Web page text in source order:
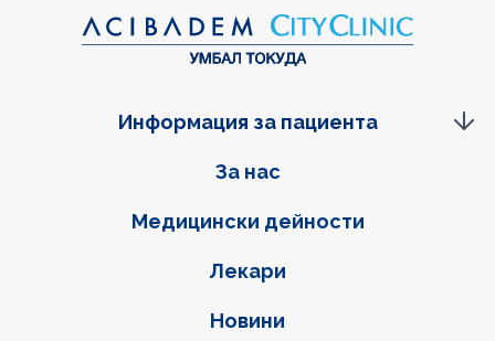
Фуутер навигация
За нас
Медицински дейности
Лекари
Новини
Информация за пациента